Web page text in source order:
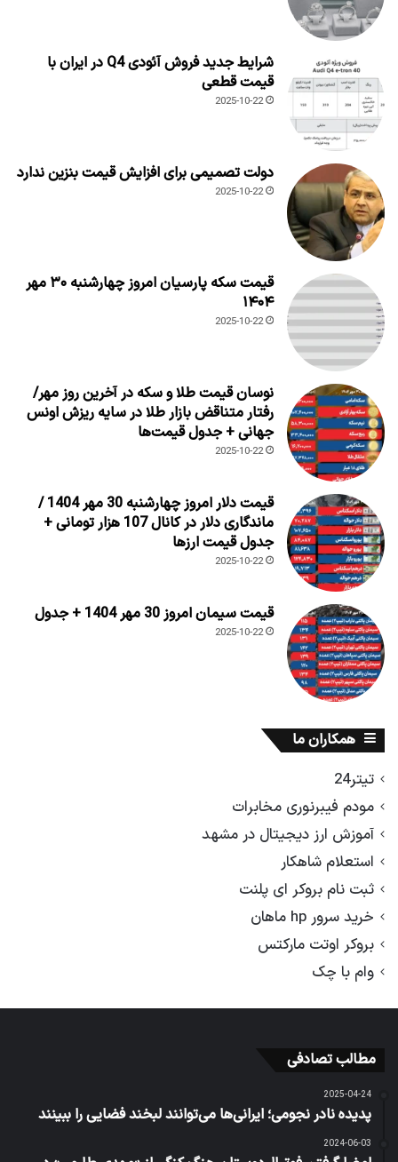
شرایط جدید فروش آئودی Q4 در ایران با
قیمت قطعی
2025-10-22
دولت تصمیمی برای افزایش قیمت بنزین ندارد
2025-10-22
قیمت سکه پارسیان امروز چهارشنبه ۳۰ مهر
۱۴۰۴
2025-10-22
نوسان قیمت طلا و سکه در آخرین روز مهر/
رفتار متناقض بازار طلا در سایه ریزش اونس
جهانی + جدول قیمت‌ها
2025-10-22
قیمت دلار امروز چهارشنبه 30 مهر 1404 /
ماندگاری دلار در کانال 107 هزار تومانی +
جدول قیمت ارزها
2025-10-22
قیمت سیمان امروز 30 مهر 1404 + جدول
2025-10-22
همکاران ما
تیتر24
مودم فیبرنوری مخابرات
آموزش ارز دیجیتال در مشهد
استعلام شاهکار
ثبت نام بروکر ای پلنت
خرید سرور hp ماهان
بروکر اوتت مارکتس
وام با چک
مطالب تصادفی
2025-04-24
پدیده نادر نجومی؛ ایرانی‌ها می‌توانند لبخند فضایی را ببینند
2024-06-03